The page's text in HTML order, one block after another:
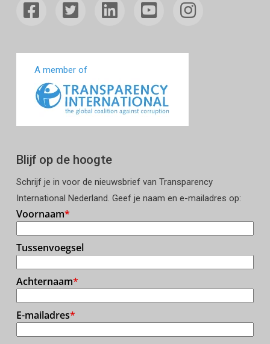
A member of
Blijf op de hoogte
Schrijf je in voor de nieuwsbrief van Transparency
International Nederland. Geef je naam en e-mailadres op: